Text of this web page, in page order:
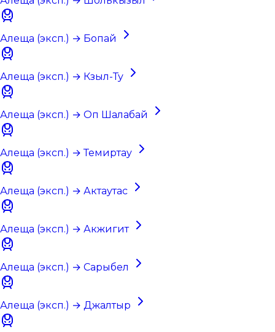
Алеща (эксп.) → Бопай
Алеща (эксп.) → Кзыл-Ту
Алеща (эксп.) → Оп Шалабай
Алеща (эксп.) → Темиртау
Алеща (эксп.) → Актаутас
Алеща (эксп.) → Акжигит
Алеща (эксп.) → Сарыбел
Алеща (эксп.) → Джалтыр